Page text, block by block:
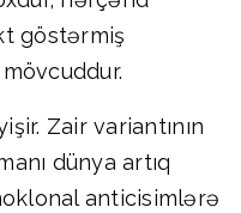
göstərmiş
Zair variantının
dünya artıq
anticisimlərə